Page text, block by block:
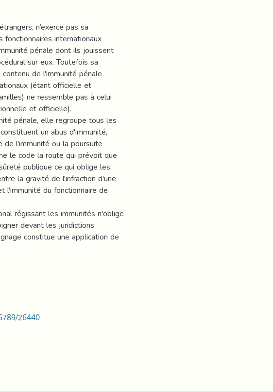
n’exerce pas sa
internationaux
pénale dont ils jouissent
sur eux. Toutefois sa
de l'immunité pénale
(étant officielle et
ne ressemble pas à celui
et officielle).
pénale, elle regroupe tous les
un abus d'immunité,
l'immunité ou la poursuite
le code la route qui prévoit que
publique ce qui oblige les
la gravité de l'infraction d'une
du fonctionnaire de
régissant les immunités n'oblige
devant les juridictions
constitue une application de
26440